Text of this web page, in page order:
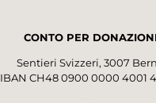
CONTO PER
Sentieri Svizzeri, 3007
IBAN CH48 0900 0000 4001